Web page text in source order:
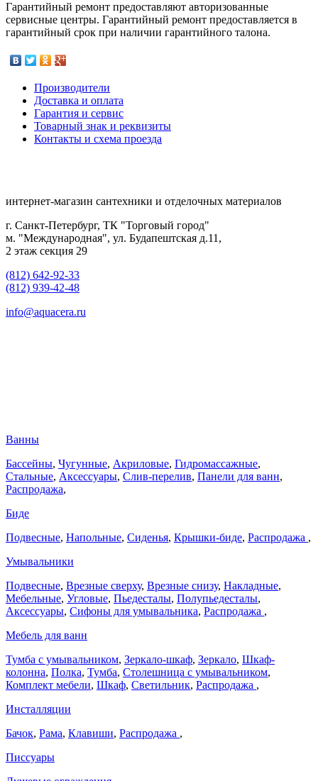
Гарантийный ремонт предоставляют авторизованные
сервисные центры. Гарантийный ремонт предоставляется в
гарантийный срок при наличии гарантийного талона.
Производители
Доставка и оплата
Гарантия и сервис
Товарный знак и реквизиты
Контакты и схема проезда
интернет-магазин сантехники и отделочных материалов
г. Санкт-Петербург, ТК "Торговый город"
м. "Международная", ул. Будапештская д.11,
2 этаж секция 29
(812) 642-92-33
(812) 939-42-48
info@aquacera.ru
Ванны
Бассейны, Чугунные, Акриловые, Гидромассажные,
Стальные, Аксессуары, Слив-перелив, Панели для ванн,
Распродажа,
Биде
Подвесные, Напольные, Сиденья, Крышки-биде, Распродажа ,
Умывальники
Подвесные, Врезные сверху, Врезные снизу, Накладные,
Мебельные, Угловые, Пьедесталы, Полупьедесталы,
Аксессуары, Сифоны для умывальника, Распродажа ,
Мебель для ванн
Тумба с умывальником, Зеркало-шкаф, Зеркало, Шкаф-
колонна, Полка, Тумба, Столешница с умывальником,
Комплект мебели, Шкаф, Светильник, Распродажа ,
Инсталляции
Бачок, Рама, Клавиши, Распродажа ,
Писсуары